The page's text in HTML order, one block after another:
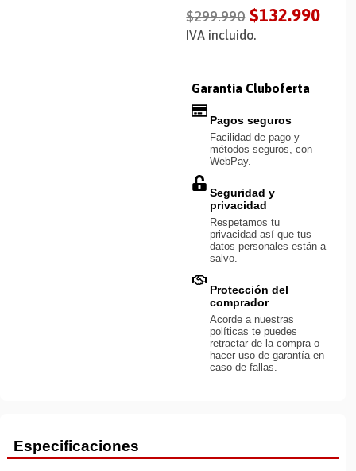
$299.990 $132.990
IVA incluido.
Garantía Cluboferta
Pagos seguros
Facilidad de pago y
métodos seguros, con
WebPay.
Seguridad y
privacidad
Respetamos tu
privacidad así que tus
datos personales están a
salvo.
Protección del
comprador
Acorde a nuestras
políticas te puedes
retractar de la compra o
hacer uso de garantía en
caso de fallas.
Especificaciones